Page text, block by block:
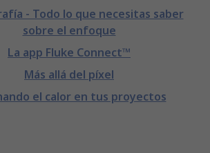
- Todo lo que necesitas saber
sobre el enfoque
La app Fluke Connect™
Más allá del píxel
el calor en tus proyectos